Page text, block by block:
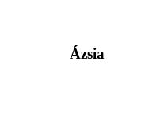
Ázsia